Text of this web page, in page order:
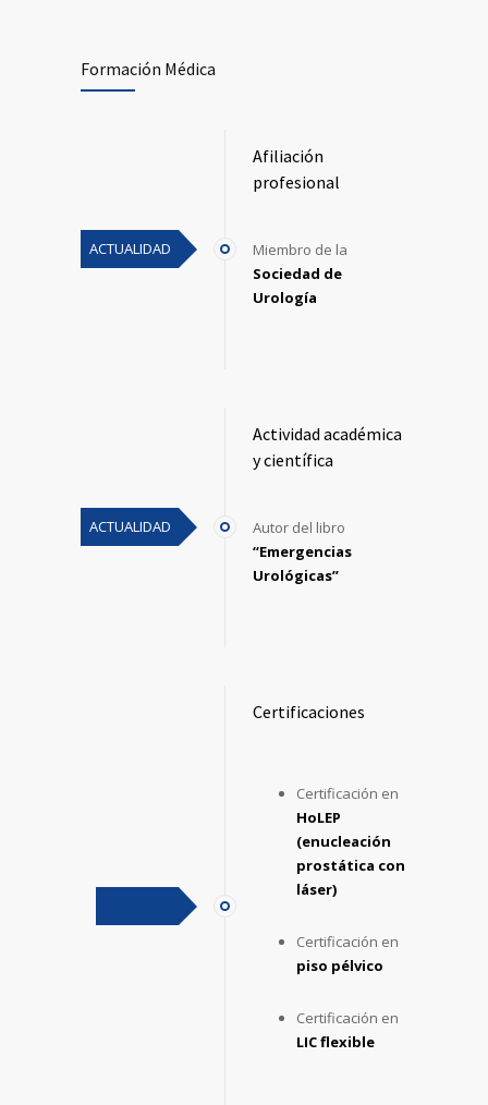
Formación Médica
ACTUALIDAD
Afiliación
profesional
Miembro de la
Sociedad de
Urología
ACTUALIDAD
Actividad académica
y científica
Autor del libro
“Emergencias
Urológicas”
Certificaciones
Certificación en
HoLEP
(enucleación
prostática con
láser)
Certificación en
piso pélvico
Certificación en
LIC flexible